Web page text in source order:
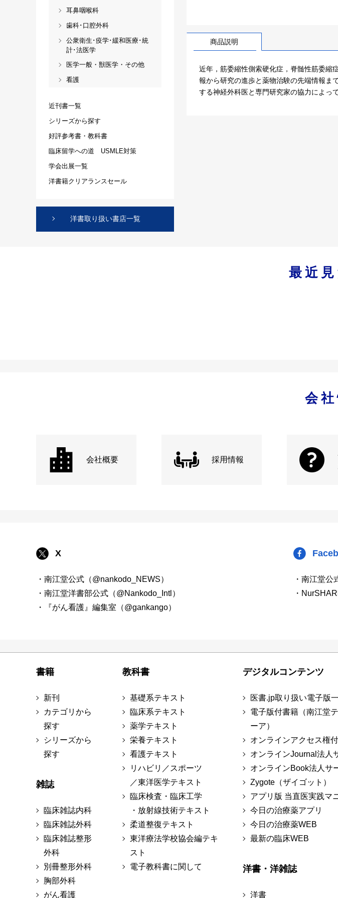
商品説明
近年，筋委縮性側索硬化症，脊髄性筋委縮
報から研究の進歩と薬物治験の先端情報ま
する神経外科医と専門研究家の協力によっ
耳鼻咽喉科
歯科･口腔外科
公衆衛生･疫学･緩和医療･統
計･法医学
医学一般・獣医学・その他
看護
近刊書一覧
シリーズから探す
好評参考書・教科書
臨床留学への道 USMLE対策
学会出展一覧
洋書籍クリアランスセール
洋書取り扱い書店一覧
最近
会
会社概要 採用情報
X
・南江堂公式（@nankodo_NEWS）
・南江堂洋書部公式（@Nankodo_Intl）
・『がん看護』編集室（@gankango）
・南江堂公
・
書籍
新刊
カテゴリから
探す
シリーズから
探す
雑誌
臨床雑誌内科
臨床雑誌外科
臨床雑誌整形
外科
別冊整形外科
胸部外科
がん看護
教科書
基礎系テキスト
臨床系テキスト
薬学テキスト
栄養テキスト
看護テキスト
リハビリ／スポーツ
／東洋医学テキスト
臨床検査・臨床工学
・放射線技術テキスト
柔道整復テキスト
東洋療法学校協会編テキ
スト
電子教科書に関して
デジタルコンテンツ
医書.jp取り扱い電子版
電子版付書籍（南江堂
ーア）
オンラインアクセス権
オンラインJournal法人
オンラインBook法人サ
Zygote（ザイゴット）
アプリ版 当直医実践マ
今日の治療薬アプリ
今日の治療薬WEB
最新の臨床WEB
洋書・洋雑誌
洋書